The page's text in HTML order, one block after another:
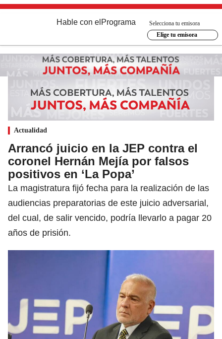
Hable con el Programa
Selecciona tu emisora
Elige tu emisora
Actualidad
Arrancó juicio en la JEP contra el
coronel Hernán Mejía por falsos
positivos en ‘La Popa’
La magistratura fijó fecha para la realización de las
audiencias preparatorias de este juicio adversarial,
del cual, de salir vencido, podría llevarlo a pagar 20
años de prisión.